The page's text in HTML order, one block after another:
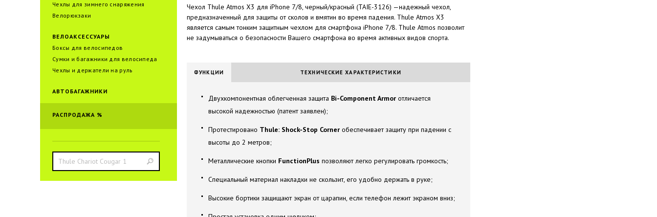
Чехлы для зимнего снаряжения
Велорюкзаки
ВЕЛОАКСЕССУАРЫ
Боксы для велосипедов
Сумки и багажники для велоcипеда
Чехлы и держатели на руль
АВТОБАГАЖНИКИ
РАСПРОДАЖА %
Чехол Thule Atmos X3 для iPhone 7/8, черный/красный (TAIE-3126) —надежный чехол,
предназначенный для защиты от сколов и вмятин во время падения. Thule Atmos X3
является самым тонким защитным чехлом для смартфона iPhone 7/8. Thule Atmos позволит
не задумываться о безопасности Вашего смартфона во время активных видов спорта.
ФУНКЦИИ ТЕХНИЧЕСКИЕ ХАРАКТЕРИСТИКИ
Двухкомпонентная облегченная защита Bi-Component Armor отличается
высокой надежностью (патент заявлен);
Протестировано Thule: Shock-Stop Corner обеспечивает защиту при падении с
высоты до 2 метров;
Металлические кнопки FunctionPlus позволяют легко регулировать громкость;
Специальный материал накладки не скользит, его удобно держать в руке;
Высокие бортики защищают экран от царапин, если телефон лежит экраном вниз;